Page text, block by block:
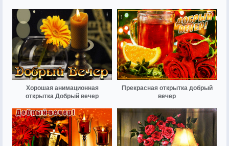
Хорошая анимационная
открытка Добрый вечер
Прекрасная открытка добрый
вечер